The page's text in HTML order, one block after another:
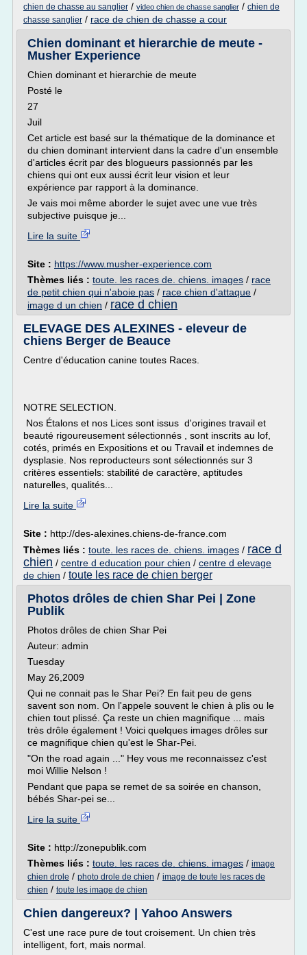
chien de chasse au sanglier / video chien de chasse sanglier / chien de
chasse sanglier / race de chien de chasse a cour
Chien dominant et hierarchie de meute -
Musher Experience
Chien dominant et hierarchie de meute
Posté le
27
Juil
Cet article est basé sur la thématique de la dominance et
du chien dominant intervient dans la cadre d'un ensemble
d'articles écrit par des blogueurs passionnés par les
chiens qui ont eux aussi écrit leur vision et leur
expérience par rapport à la dominance.
Je vais moi même aborder le sujet avec une vue très
subjective puisque je...
Lire la suite
Site : https://www.musher-experience.com
Thèmes liés : toute. les races de. chiens. images / race
de petit chien qui n'aboie pas / race chien d'attaque /
image d un chien / race d chien
ELEVAGE DES ALEXINES - eleveur de
chiens Berger de Beauce
Centre d'éducation canine toutes Races.
NOTRE SELECTION.
Nos Étalons et nos Lices sont issus d'origines travail et
beauté rigoureusement sélectionnés , sont inscrits au lof,
cotés, primés en Expositions et ou Travail et indemnes de
dysplasie. Nos reproducteurs sont sélectionnés sur 3
critères essentiels: stabilité de caractère, aptitudes
naturelles, qualités...
Lire la suite
Site : http://des-alexines.chiens-de-france.com
Thèmes liés : toute. les races de. chiens. images / race d
chien / centre d education pour chien / centre d elevage
de chien / toute les race de chien berger
Photos drôles de chien Shar Pei | Zone
Publik
Photos drôles de chien Shar Pei
Auteur: admin
Tuesday
May 26,2009
Qui ne connait pas le Shar Pei? En fait peu de gens
savent son nom. On l'appele souvent le chien à plis ou le
chien tout plissé. Ça reste un chien magnifique ... mais
très drôle également ! Voici quelques images drôles sur
ce magnifique chien qu'est le Shar-Pei.
"On the road again ..." Hey vous me reconnaissez c'est
moi Willie Nelson !
Pendant que papa se remet de sa soirée en chanson,
bébés Shar-pei se...
Lire la suite
Site : http://zonepublik.com
Thèmes liés : toute. les races de. chiens. images / image
chien drole / photo drole de chien / image de toute les races de
chien / toute les image de chien
Chien dangereux? | Yahoo Answers
C'est une race pure de tout croisement. Un chien très
intelligent, fort, mais normal.